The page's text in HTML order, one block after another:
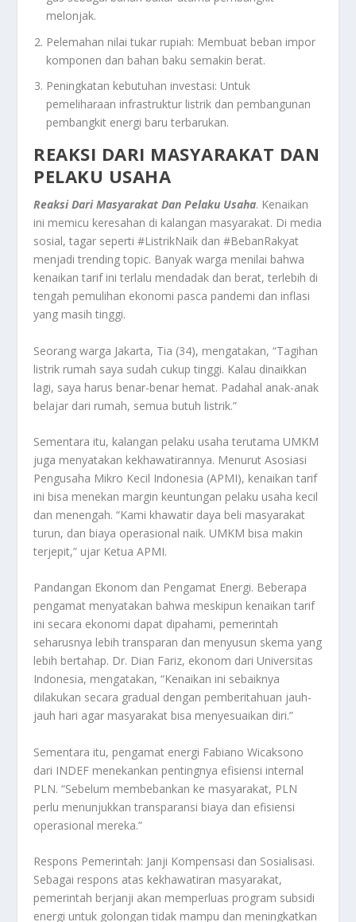
melonjak.
Pelemahan nilai tukar rupiah: Membuat beban impor
komponen dan bahan baku semakin berat.
Peningkatan kebutuhan investasi: Untuk
pemeliharaan infrastruktur listrik dan pembangunan
pembangkit energi baru terbarukan.
REAKSI DARI MASYARAKAT DAN
PELAKU USAHA
Reaksi Dari Masyarakat Dan Pelaku Usaha. Kenaikan
ini memicu keresahan di kalangan masyarakat. Di media
sosial, tagar seperti #ListrikNaik dan #BebanRakyat
menjadi trending topic. Banyak warga menilai bahwa
kenaikan tarif ini terlalu mendadak dan berat, terlebih di
tengah pemulihan ekonomi pasca pandemi dan inflasi
yang masih tinggi.
Seorang warga Jakarta, Tia (34), mengatakan, “Tagihan
listrik rumah saya sudah cukup tinggi. Kalau dinaikkan
lagi, saya harus benar-benar hemat. Padahal anak-anak
belajar dari rumah, semua butuh listrik.”
Sementara itu, kalangan pelaku usaha terutama UMKM
juga menyatakan kekhawatirannya. Menurut Asosiasi
Pengusaha Mikro Kecil Indonesia (APMI), kenaikan tarif
ini bisa menekan margin keuntungan pelaku usaha kecil
dan menengah. “Kami khawatir daya beli masyarakat
turun, dan biaya operasional naik. UMKM bisa makin
terjepit,” ujar Ketua APMI.
Pandangan Ekonom dan Pengamat Energi. Beberapa
pengamat menyatakan bahwa meskipun kenaikan tarif
ini secara ekonomi dapat dipahami, pemerintah
seharusnya lebih transparan dan menyusun skema yang
lebih bertahap. Dr. Dian Fariz, ekonom dari Universitas
Indonesia, mengatakan, “Kenaikan ini sebaiknya
dilakukan secara gradual dengan pemberitahuan jauh-
jauh hari agar masyarakat bisa menyesuaikan diri.”
Sementara itu, pengamat energi Fabiano Wicaksono
dari INDEF menekankan pentingnya efisiensi internal
PLN. “Sebelum membebankan ke masyarakat, PLN
perlu menunjukkan transparansi biaya dan efisiensi
operasional mereka.”
Respons Pemerintah: Janji Kompensasi dan Sosialisasi.
Sebagai respons atas kekhawatiran masyarakat,
pemerintah berjanji akan memperluas program subsidi
energi untuk golongan tidak mampu dan meningkatkan